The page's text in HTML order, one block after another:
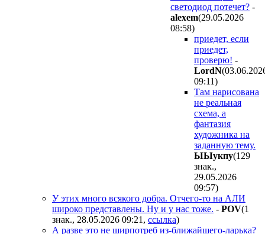
светодиод потечет? -
alexem(29.05.2026
08:58)
приедет, если
приедет,
проверю! -
LordN
09:11)
Там нарисована
не реальная
схема, а
фантазия
художника на
заданную тему.
ЫЫyкпy(129
знак.,
29.05.2026
09:57)
У этих много всякого добра. Отчего-то на АЛИ
широко представлены. Ну и у нас тоже. - POV(1
знак., 28.05.2026 09:21 , ссылка)
А разве это не ширпотреб из-ближайшего-ларька?